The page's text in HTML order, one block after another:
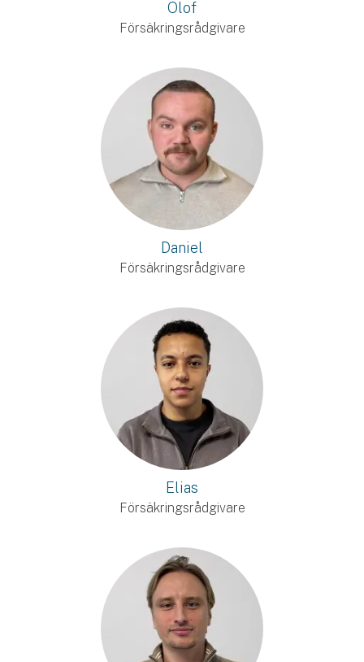
Olof
Försäkringsrådgivare
Daniel
Försäkringsrådgivare
Elias
Försäkringsrådgivare